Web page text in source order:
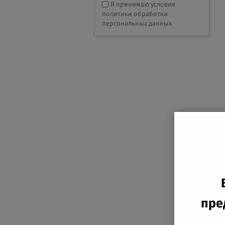
Я принимаю условия
политики обработки
персональных данных